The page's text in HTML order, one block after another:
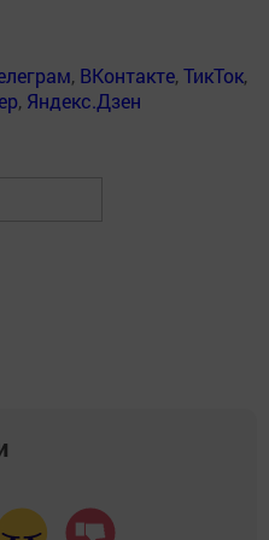
, ВКонтакте,ТикТок,
, Яндекс.Дзен